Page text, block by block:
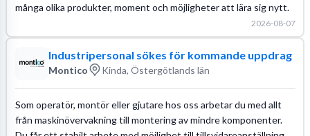
många olika produkter, moment och möjligheter att lära sig nytt.
2026-08-07
Industripersonal sökes för kommande uppdrag
Montico Kinda, Östergötlands län
Som operatör, montör eller gjutare hos oss arbetar du med allt
från maskinövervakning till montering av mindre komponenter.